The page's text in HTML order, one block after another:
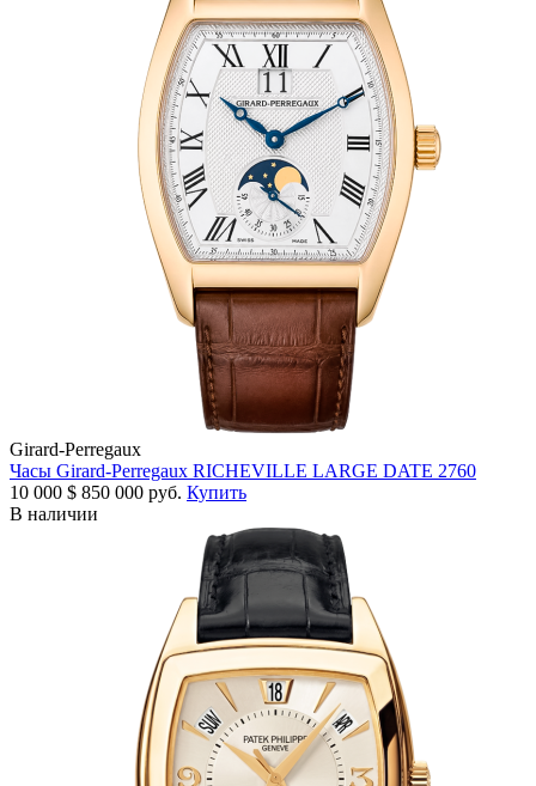
Girard-Perregaux
Часы Girard-Perregaux RICHEVILLE LARGE DATE 2760
10 000 $ 850 000 руб. Купить
В наличии